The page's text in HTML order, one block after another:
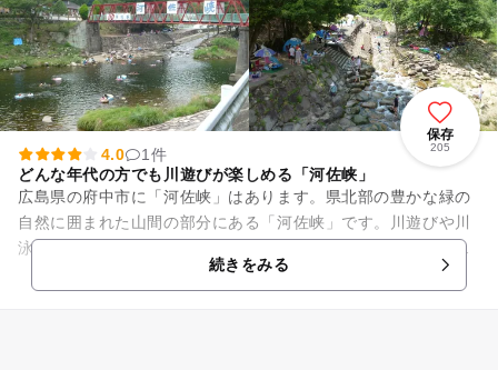
保存
205
4.0
1件
どんな年代の方でも川遊びが楽しめる「河佐峡」
広島県の府中市に「河佐峡」はあります。県北部の豊かな緑の
自然に囲まれた山間の部分にある「河佐峡」です。川遊びや川
泳ぎに興じる人が多く訪れています。キャンプ場の設備も整っ
ていて、釣り堀も周辺に出来...続きをみる